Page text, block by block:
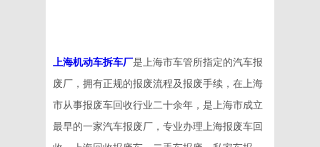
上海机动车拆车厂是上海市车管所指定的汽车报
废厂，拥有正规的报废流程及报废手续，在上海
市从事报废车回收行业二十余年，是上海市成立
最早的一家汽车报废厂，专业办理上海报废车回